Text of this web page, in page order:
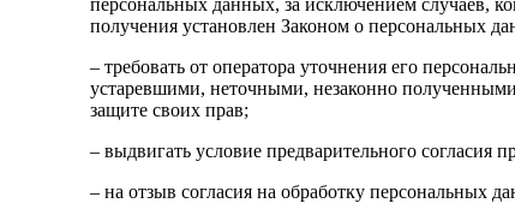
персональных данных, за исключением случаев,
получения установлен Законом о персональных
– требовать от оператора уточнения его
устаревшими, неточными, незаконно
защите своих прав;
– выдвигать условие предварительного
– на отзыв согласия на обработку персональных